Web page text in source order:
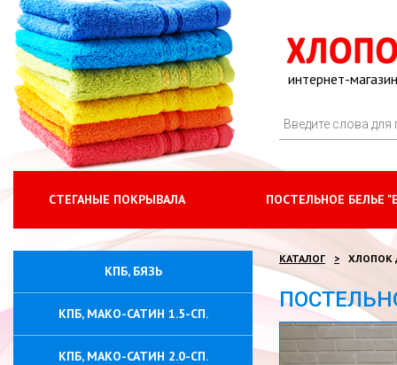
интернет-
СТЕГАНЫЕ ПОКРЫВАЛА ПОСТЕЛЬНОЕ БЕЛЬЕ
КПБ, БЯЗЬ
КПБ, МАКО-САТИН 1.5-СП.
КПБ, МАКО-САТИН 2.0-СП.
КАТАЛОГ ХЛОПОК